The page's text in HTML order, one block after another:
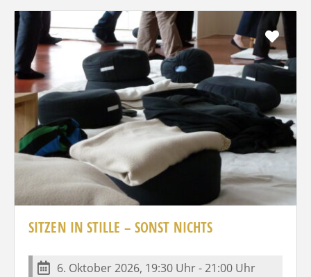
SITZEN IN STILLE – SONST NICHTS
6. Oktober 2026, 19:30 Uhr - 21:00 Uhr